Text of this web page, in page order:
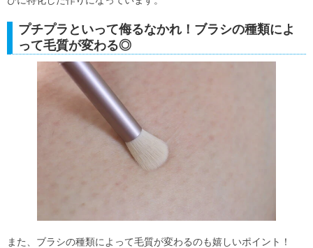
プチプラといって侮るなかれ！ブラシの種類によ
って毛質が変わる◎
また、ブラシの種類によって毛質が変わるのも嬉しいポイント！